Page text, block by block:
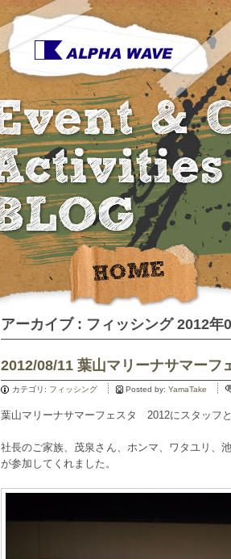
アーカイブ : フィッシング 2012年
2012/08/11 葉山マリーナサマーフ
カテゴリ: フィッシング Posted by: YamaTake
葉山マリーナサマーフェスタ 2012にスタッフと
社長のご家族、茂泉さん、ホンマ、ワタユリ、
が参加してくれました。